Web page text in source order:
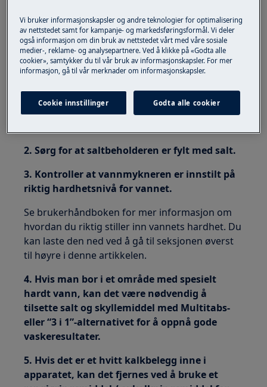
Frittstående oppvaskmaskin
Integrert oppvaskmaskin
Oppvaskmaskin
Løsning
1. Sjekk at lokket har en tetning og at det er
2. Sørg for at saltbeholderen er fylt med salt.
3. Kontroller at vannmykneren er innstilt på
riktig hardhetsnivå for vannet.
Se brukerhåndboken for mer informasjon om
hvordan du riktig stiller inn vannets hardhet. Du
kan laste den ned ved å gå til seksjonen øverst
til høyre i denne artikkelen.
4. Hvis man bor i et område med spesielt
hardt vann, kan det være nødvendig å
tilsette salt og skyllemiddel med Multitabs-
eller “3 i 1”-alternativet for å oppnå gode
vaskeresultater.
5. Hvis det er et hvitt kalkbelegg inne i
apparatet, kan det fjernes ved å bruke et
Vi bruker informasjonskapsler og andre teknologier for optimalisering
av nettstedet samt for kampanje- og markedsføringsformål. Vi deler
også informasjon om din bruk av nettstedet vårt med våre sosiale
medier-, reklame- og analysepartnere. Ved å klikke på «Godta alle
cookier», samtykker du til vår bruk av informasjonskapsler. For mer
informasjon, gå til vår merknader om informasjonskapsler.
Cookie innstillinger Godta alle cookier